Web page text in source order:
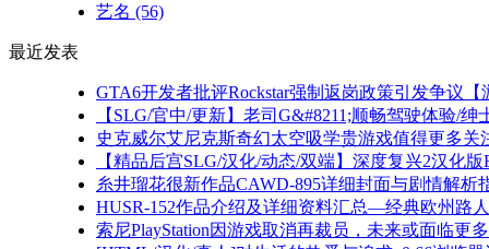
艺名 (56)
最近发表
GTA6开发者批评Rockstar强制返岗政策引发争议
【SLG/官中/更新】老司G&#8211;顺畅驾驶体验/
史克威尔艾尼克斯奇幻太空吸学贵游戏值得更多关
【精品后宫SLG/汉化/动态/双端】深度复兴2汉化版
糸井瑠花很新作品CAWD-895详细封面与剧情解析
HUSR-152作品介绍及详细资料汇总—经典欧州路
索尼PlayStation因游戏取消再裁员，未来或面临更